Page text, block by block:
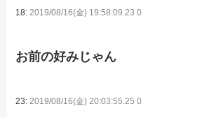
18:2019/08/16(金) 19:58:09.23 0
お前の好みじゃん
23:2019/08/16(金) 20:03:55.25 0